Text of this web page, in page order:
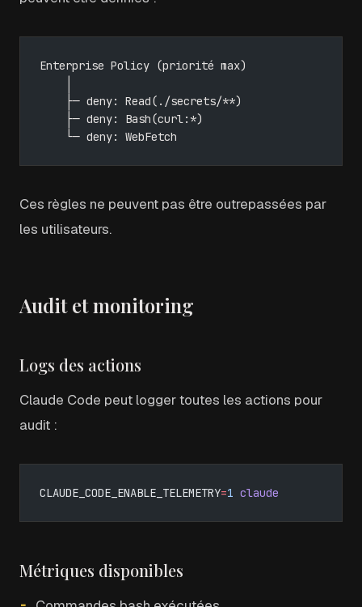
Enterprise Policy (priorité max)
    ├─ deny: Read(./secrets/**)
    ├─ deny: Bash(curl:*)
    └─ deny: WebFetch
Ces règles ne peuvent pas être outrepassées par
les utilisateurs.
Audit et monitoring
Logs des actions
Claude Code peut logger toutes les actions pour
audit :
CLAUDE_CODE_ENABLE_TELEMETRY=1 claude
Métriques disponibles